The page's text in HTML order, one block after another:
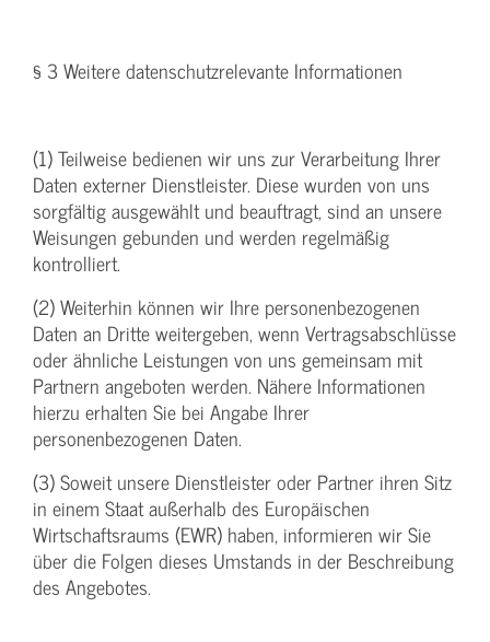
§ 3 Weitere datenschutzrelevante Informationen
(1) Teilweise bedienen wir uns zur Verarbeitung Ihrer
Daten externer Dienstleister. Diese wurden von uns
sorgfältig ausgewählt und beauftragt, sind an unsere
Weisungen gebunden und werden regelmäßig
kontrolliert.
(2) Weiterhin können wir Ihre personenbezogenen
Daten an Dritte weitergeben, wenn Vertragsabschlüsse
oder ähnliche Leistungen von uns gemeinsam mit
Partnern angeboten werden. Nähere Informationen
hierzu erhalten Sie bei Angabe Ihrer
personenbezogenen Daten.
(3) Soweit unsere Dienstleister oder Partner ihren Sitz
in einem Staat außerhalb des Europäischen
Wirtschaftsraums (EWR) haben, informieren wir Sie
über die Folgen dieses Umstands in der Beschreibung
des Angebotes.